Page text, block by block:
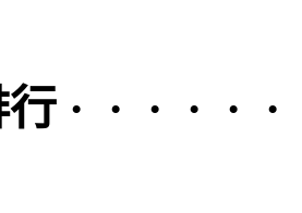
· · · · · ·